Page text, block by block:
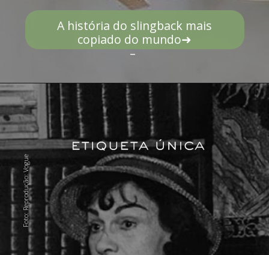
A história do slingback mais
copiado do mundo➜
–
Foto: Reprodução: Vogue